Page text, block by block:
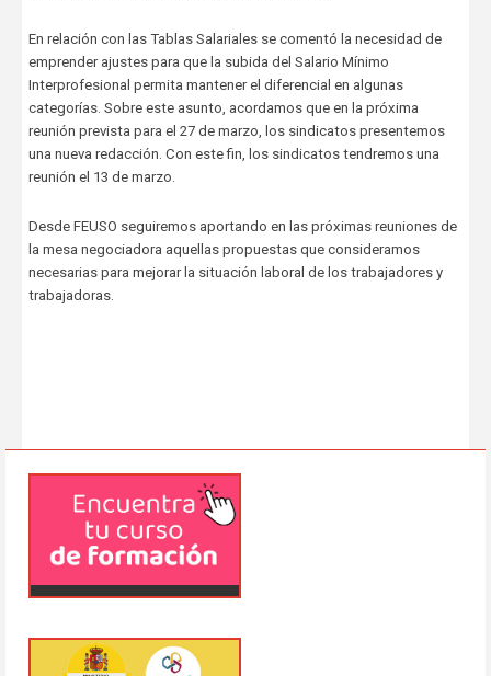
En relación con las Tablas Salariales se comentó la necesidad de
emprender ajustes para que la subida del Salario Mínimo
Interprofesional permita mantener el diferencial en algunas
categorías. Sobre este asunto, acordamos que en la próxima
reunión prevista para el 27 de marzo, los sindicatos presentemos
una nueva redacción. Con este fin, los sindicatos tendremos una
reunión el 13 de marzo.
Desde FEUSO seguiremos aportando en las próximas reuniones de
la mesa negociadora aquellas propuestas que consideramos
necesarias para mejorar la situación laboral de los trabajadores y
trabajadoras.